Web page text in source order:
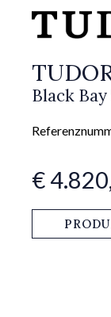
Black
€